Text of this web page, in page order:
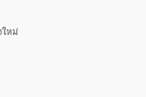
ใหม่